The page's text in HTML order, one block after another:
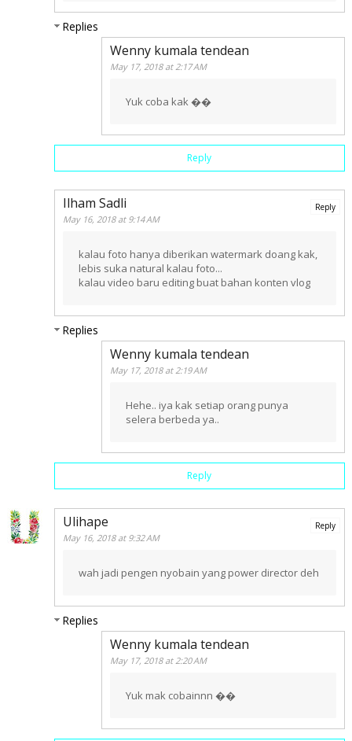
Replies
Wenny kumala tendean
May 17, 2018 at 2:17 AM
Yuk coba kak ��
Reply
Ilham Sadli
May 16, 2018 at 9:14 AM
kalau foto hanya diberikan watermark doang kak,
lebis suka natural kalau foto...
kalau video baru editing buat bahan konten vlog
Reply
Replies
Wenny kumala tendean
May 17, 2018 at 2:19 AM
Hehe.. iya kak setiap orang punya
selera berbeda ya..
Reply
Ulihape
May 16, 2018 at 9:32 AM
wah jadi pengen nyobain yang power director deh
Reply
Replies
Wenny kumala tendean
May 17, 2018 at 2:20 AM
Yuk mak cobainnn ��